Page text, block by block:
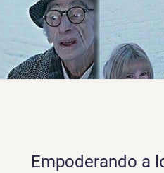
Empoderando a